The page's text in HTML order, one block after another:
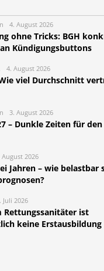
4. August 2026
ohne Tricks: BGH
Kündigungsbuttons
4. August 2026
viel Durchschnitt
3. August 2026
– Dunkle Zeiten für den
August 2026
Jahren – wie belastbar
Juli 2026
Rettungssanitäter ist
keine Erstausbildung